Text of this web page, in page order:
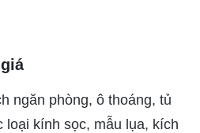
ngăn phòng, ô thoáng, tủ
loại kính sọc, mẫu lụa, kích